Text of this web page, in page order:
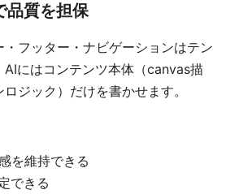
品質を担保
フッター・ナビゲーションはテン
AIにはコンテンツ本体（canvas描
ジック）だけを書かせます。
を維持できる
できる